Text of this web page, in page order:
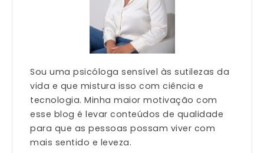
Sou uma psicóloga sensível às sutilezas da
vida e que mistura isso com ciência e
tecnologia. Minha maior motivação com
esse blog é levar conteúdos de qualidade
para que as pessoas possam viver com
mais sentido e leveza.